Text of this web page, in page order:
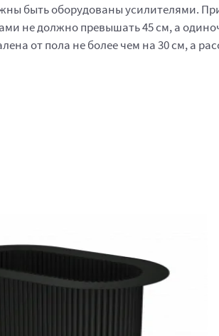
быть оборудованы усилителями.
не должно превышать 45 см, а
от пола не более чем на 30 см, а